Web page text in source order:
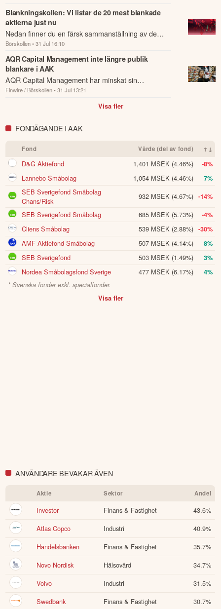
Blankningskollen: Vi listar de 20 mest blankade
aktierna just nu
Nedan finner du en färsk sammanställning av de
mest blankade aktierna just nu.
Börskollen • 31 Jul 16:10
AQR Capital Management inte längre publik
blankare i AAK
AQR Capital Management har minskat sin
blankningsposition i växtoljebolaget AAK till under 0,5
procent av kapitalet och är därmed inte längr...
Finwire / Börskollen • 31 Jul 13:21
Visa fler
FONDÄGANDE I AAK
Fond Värde (del av fond) ↑↓
D&G Aktiefond 1,401 MSEK (4.46%) -8%
Lannebo Småbolag 1,054 MSEK (4.46%) 7%
SEB Sverigefond Småbolag
Chans/Risk
932 MSEK (4.67%) -14%
SEB Sverigefond Småbolag 685 MSEK (5.73%) -4%
Cliens Småbolag 539 MSEK (2.88%) -30%
AMF Aktiefond Småbolag 507 MSEK (4.14%) 8%
SEB Sverigefond 503 MSEK (1.49%) 3%
Nordea Småbolagsfond Sverige 477 MSEK (6.17%)
4%
* Svenska fonder exkl. specialfonder.
Visa fler
ANVÄNDARE BEVAKAR ÄVEN
Aktie Sektor Andel
Investor Finans & Fastighet 43.6%
Atlas Copco
Industri 40.9%
Handelsbanken
Finans & Fastighet 35.7%
Novo Nordisk
Hälsovård 34.7%
Volvo
Industri 31.5%
Swedbank
Finans & Fastighet 30.7%